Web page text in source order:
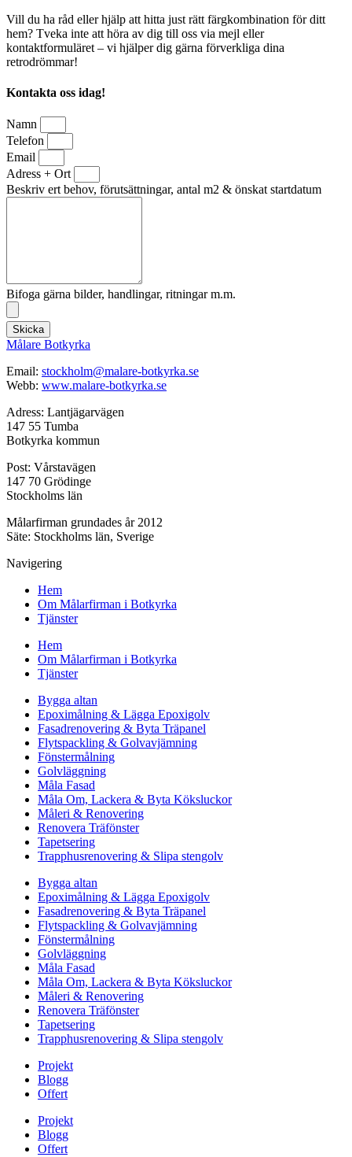
Vill du ha råd eller hjälp att hitta just rätt färgkombination för ditt
hem? Tveka inte att höra av dig till oss via mejl eller
kontaktformuläret – vi hjälper dig gärna förverkliga dina
retrodrömmar!
Kontakta oss idag!
Namn
Telefon
Email
Adress + Ort
Beskriv ert behov, förutsättningar, antal m2 & önskat startdatum
Bifoga gärna bilder, handlingar, ritningar m.m.
Skicka
Målare Botkyrka
Email: stockholm@malare-botkyrka.se
Webb: www.malare-botkyrka.se
Adress: Lantjägarvägen
147 55 Tumba
Botkyrka kommun
Post: Vårstavägen
147 70 Grödinge
Stockholms län
Målarfirman grundades år 2012
Säte: Stockholms län, Sverige
Navigering
Hem
Om Målarfirman i Botkyrka
Tjänster
Hem
Om Målarfirman i Botkyrka
Tjänster
Bygga altan
Epoximålning & Lägga Epoxigolv
Fasadrenovering & Byta Träpanel
Flytspackling & Golvavjämning
Fönstermålning
Golvläggning
Måla Fasad
Måla Om, Lackera & Byta Köksluckor
Måleri & Renovering
Renovera Träfönster
Tapetsering
Trapphusrenovering & Slipa stengolv
Bygga altan
Epoximålning & Lägga Epoxigolv
Fasadrenovering & Byta Träpanel
Flytspackling & Golvavjämning
Fönstermålning
Golvläggning
Måla Fasad
Måla Om, Lackera & Byta Köksluckor
Måleri & Renovering
Renovera Träfönster
Tapetsering
Trapphusrenovering & Slipa stengolv
Projekt
Blogg
Offert
Projekt
Blogg
Offert